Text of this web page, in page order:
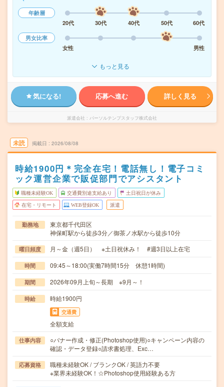
年齢層
20代
30代 40代 50代
60代
男女比率
女性
男性
もっと見る
気になる! 応募へ進む 詳しく見る
派遣会社 パーソルテンプスタッフ株式会社
未読 掲載日 2026/08/08
時給1900円＊完全在宅！電話無し！電子コミ
ック運営企業で販促部門でアシスタント
職種未経験OK 交通費別途支給あり 土日祝日が休み
在宅・リモート WEB登録OK 派遣
勤務地
東京都千代田区
神保町駅から徒歩3分／御茶ノ水駅から徒歩10分
曜日頻度 月～金（週5日） ※土日祝休み！ #週3日以上在宅
時間 09:45～18:00(実働7時間15分 休憩1時間)
期間 2026年09月上旬～長期 ※9月～！
時給 時給1900円
交通費
全額支給
仕事内容
○バナー作成・修正(Photoshop使用)○キャンペーン内容の
確認・データ登録○請求書処理、Exc…
応募資格
職種未経験OK / ブランクOK / 英語力不要
※業界未経験OK！☆Photoshop使用経験ある方